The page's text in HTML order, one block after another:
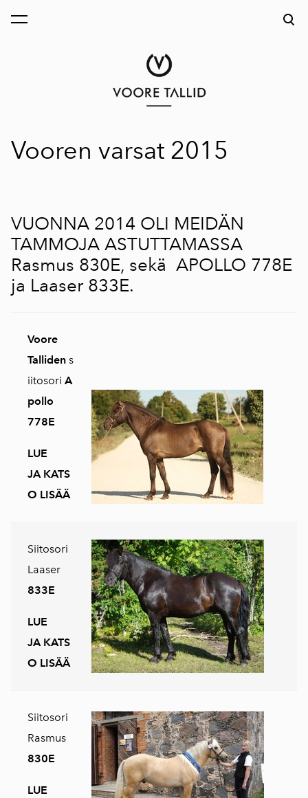
on lisätty ostoskoriin.
Vooren varsat 2015
VUONNA 2014 OLI MEIDÄN
TAMMOJA ASTUTTAMASSA
Rasmus 830E, sekä APOLLO 778E
ja Laaser 833E.
Voore
Talliden s
iitosori A
pollo
778E
LUE
JA KATS
O LISÄÄ
Siitosori
Laaser
833E
LUE
JA KATS
O LISÄÄ
Siitosori
Rasmus
830E
LUE